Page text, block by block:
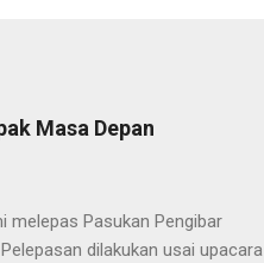
Masa Depan
melepas Pasukan Pengibar
dilakukan usai upacara